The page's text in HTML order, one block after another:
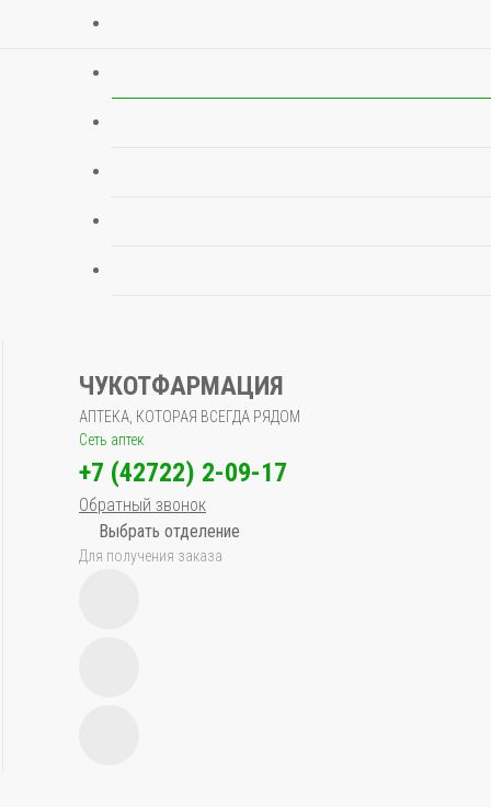
ЧУКОТФАРМАЦИЯ
АПТЕКА, КОТОРАЯ ВСЕГДА РЯДОМ
Сеть аптек
+7 (42722) 2-09-17
Обратный звонок
Выбрать отделение
Для получения заказа